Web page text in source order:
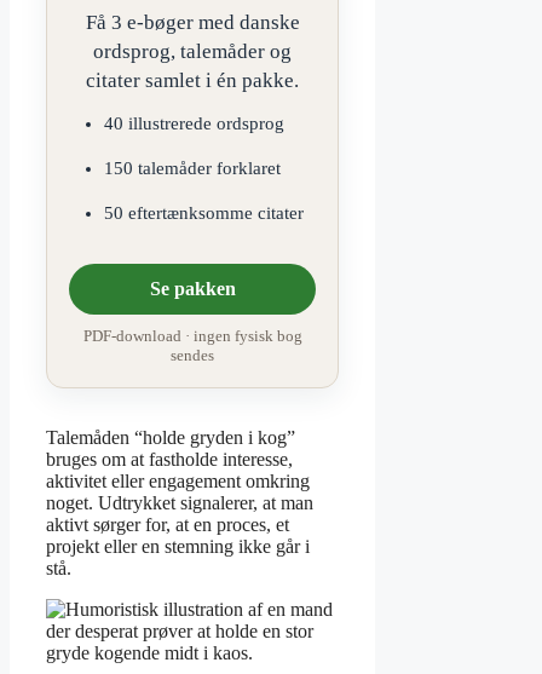
Få 3 e-bøger med danske
ordsprog, talemåder og
citater samlet i én pakke.
40 illustrerede ordsprog
150 talemåder forklaret
50 eftertænksomme citater
Se pakken
PDF-download · ingen fysisk bog
sendes
Talemåden “holde gryden i kog”
bruges om at fastholde interesse,
aktivitet eller engagement omkring
noget. Udtrykket signalerer, at man
aktivt sørger for, at en proces, et
projekt eller en stemning ikke går i
stå.